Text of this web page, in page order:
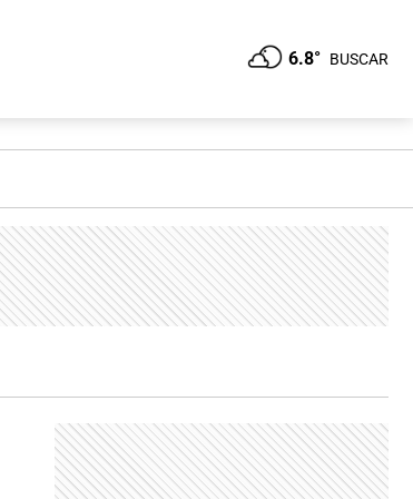
6.8° BUSCAR